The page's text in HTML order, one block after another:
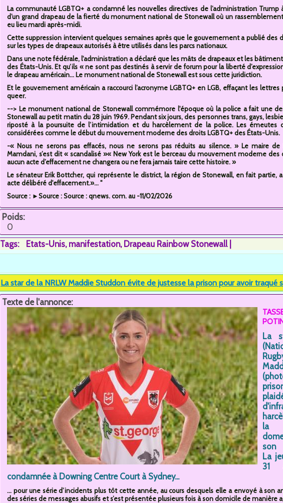
La communauté LGBTQ+ a condamné les nouvelles directives de l’administration Trump
d’un grand drapeau de la fierté du monument national de Stonewall où un
eu lieu mardi après-midi.
Cette suppression intervient quelques semaines après que le gouvernement a publié des
sur les types de drapeaux autorisés à être utilisés dans les parcs nationaux.
Dans une note fédérale, l'administration a déclaré que les mâts de drapeaux et les
des États-Unis. Et qu’ils « ne sont pas destinés à servir de forum pour la liberté
le drapeau américain... Le monument national de Stonewall est sous cette juridiction.
Et le gouvernement américain a raccourci l’acronyme LGBTQ+ en LGB, effaçant les
queer.
--> Le monument national de Stonewall commémore l'époque où la police a fait une
Stonewall au petit matin du 28 juin 1969. Pendant six jours, des personnes trans, gays,
riposté à la poursuite de l’intimidation et du harcèlement de la police. Les émeutes
considérées comme le début du mouvement moderne des droits LGBTQ+ des États-Unis.
-« Nous ne serons pas effacés, nous ne serons pas réduits au silence. » Le maire de
Mamdani, s’est dit « scandalisé »« New York est le berceau du mouvement moderne des
aucun acte d’effacement ne changera ou ne fera jamais taire cette histoire. »
Le sénateur Erik Bottcher, qui représente le district, la région de Stonewall, en fait partie,
acte délibéré d'effacement.»... "
Source : ►Source : Source : qnews. com. au -11/02/2026
Poids:
0
Tags:
Etats-Unis manifestation Drapeau Rainbow Stonewall
La star de la NRLW Maddie Studdon évite de justesse la prison pour avoir traqué
Texte de l'annonce:
La
la
son
La
31
condamnée à Downing Centre Court à Sydney...
... pour une série d’incidents plus tôt cette année, au cours desquels elle a envoyé à son
des séries de messages abusifs et s’est présentée plusieurs fois à son domicile de manière